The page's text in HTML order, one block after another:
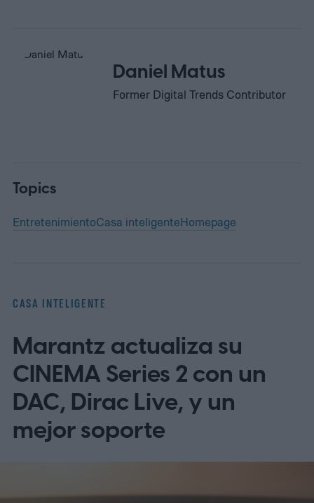
Daniel Matus
Former Digital Trends Contributor
Topics
EntretenimientoCasa inteligenteHomepage
CASA INTELIGENTE
Marantz actualiza su
CINEMA Series 2 con un
DAC, Dirac Live, y un
mejor soporte